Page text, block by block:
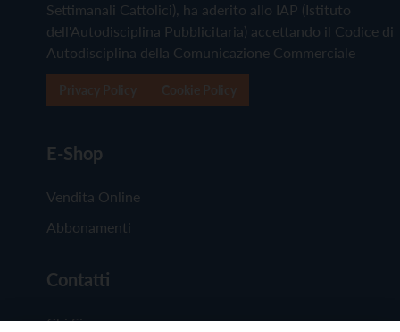
Settimanali Cattolici), ha aderito allo IAP (Istituto
dell'Autodisciplina Pubblicitaria) accettando il Codice di
Autodisciplina della Comunicazione Commerciale
E-Shop
Vendita Online
Abbonamenti
Contatti
Chi Siamo